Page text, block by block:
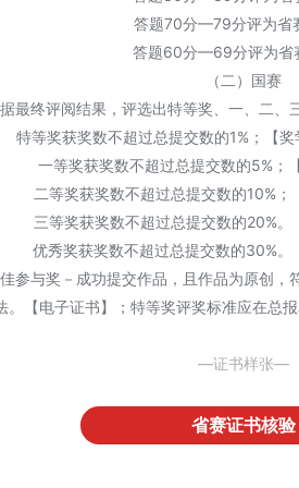
答题70分—79分评为省
答题60分—69分评为省
（二）国赛
最终评阅结果，评选出特等奖、一、二、
特等奖获奖数不超过总提交数的1%；【
一等奖获奖数不超过总提交数的5%；
二等奖获奖数不超过总提交数的10%；
三等奖获奖数不超过总提交数的20%。
优秀奖获奖数不超过总提交数的30%。
参与奖－成功提交作品，且作品为原创，
。【电子证书】；特等奖评奖标准应在总
—证书样张—
省赛证书核验